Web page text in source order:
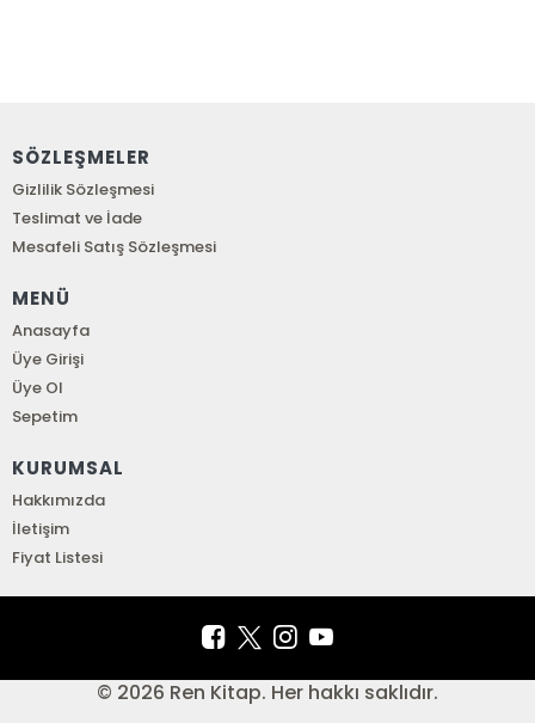
SÖZLEŞMELER
Gizlilik Sözleşmesi
Teslimat ve İade
Mesafeli Satış Sözleşmesi
MENÜ
Anasayfa
Üye Girişi
Üye Ol
Sepetim
KURUMSAL
Hakkımızda
İletişim
Fiyat Listesi
© 2026 Ren Kitap. Her hakkı saklıdır.